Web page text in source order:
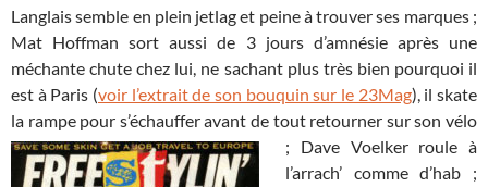
Langlais semble en plein jetlag et peine à trouver ses marques ;
Mat Hoffman sort aussi de 3 jours d’amnésie après une
méchante chute chez lui, ne sachant plus très bien pourquoi il
est à Paris (voir l’extrait de son bouquin sur le 23Mag), il skate
la rampe pour s’échauffer avant de tout retourner sur son vélo
; Dave Voelker roule à
l’arrach’ comme d’hab ;